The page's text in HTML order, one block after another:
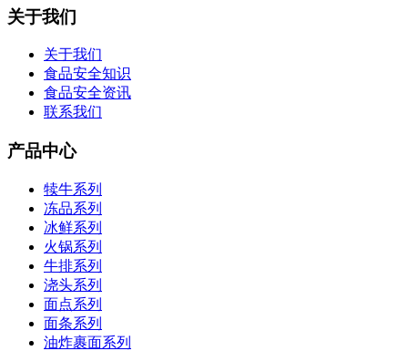
关于我们
关于我们
食品安全知识
食品安全资讯
联系我们
产品中心
犊牛系列
冻品系列
冰鲜系列
火锅系列
牛排系列
浇头系列
面点系列
面条系列
油炸裹面系列